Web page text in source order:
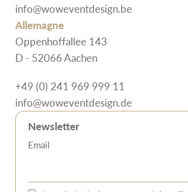
info@woweventdesign.be
Allemagne
Oppenhoffallee 143
D - 52066 Aachen
+49 (0) 241 969 999 11
info@woweventdesign.de
Newsletter
Email